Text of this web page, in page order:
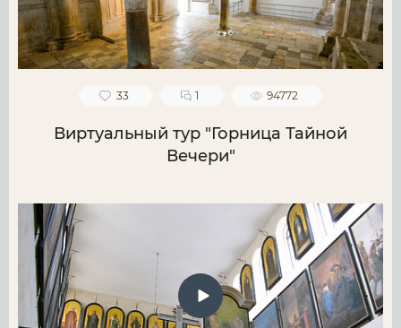
33 1 94772
Виртуальный тур "Горница Тайной
Вечери"